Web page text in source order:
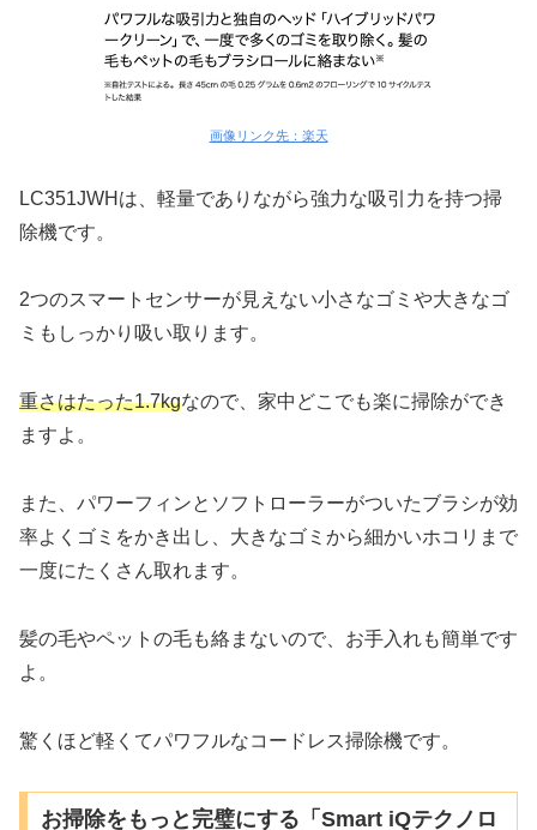
画像リンク先：楽天
LC351JWHは、軽量でありながら強力な吸引力を持つ掃
除機です。
2つのスマートセンサーが見えない小さなゴミや大きなゴ
ミもしっかり吸い取ります。
重さはたった1.7kgなので、家中どこでも楽に掃除ができ
ますよ。
また、パワーフィンとソフトローラーがついたブラシが効
率よくゴミをかき出し、大きなゴミから細かいホコリまで
一度にたくさん取れます。
髪の毛やペットの毛も絡まないので、お手入れも簡単です
よ。
驚くほど軽くてパワフルなコードレス掃除機です。
お掃除をもっと完璧にする「Smart iQテクノロ